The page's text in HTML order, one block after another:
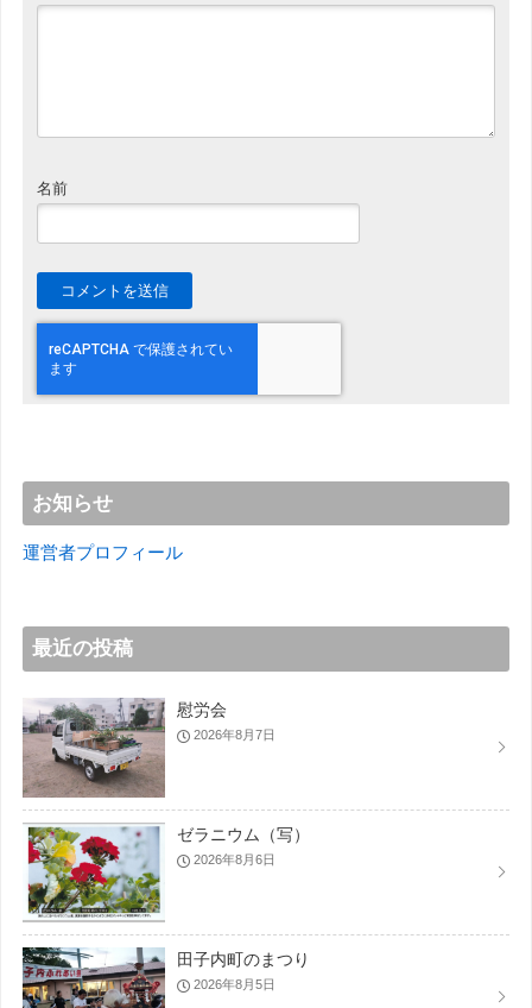
名前
お知らせ
運営者プロフィール
最近の投稿
慰労会
2026年8月7日
ゼラニウム（写）
2026年8月6日
田子内町のまつり
2026年8月5日